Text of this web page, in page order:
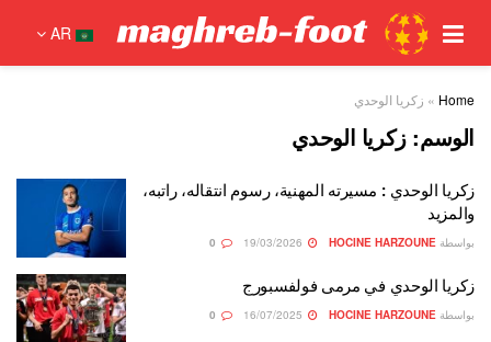
AR
Home
» زكريا الوحدي
الوسم:زكريا الوحدي
زكريا الوحدي : مسيرته المهنية، رسوم انتقاله، راتبه،
والمزيد
بواسطة HOCINE HARZOUNE
زكريا الوحدي في مرمى فولفسبورج
بواسطة HOCINE HARZOUNE